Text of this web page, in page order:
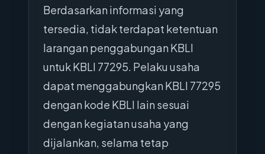
Berdasarkan informasi yang
tersedia, tidak terdapat ketentuan
larangan penggabungan KBLI
untuk KBLI 77295. Pelaku usaha
dapat menggabungkan KBLI 77295
dengan kode KBLI lain sesuai
dengan kegiatan usaha yang
dijalankan, selama tetap